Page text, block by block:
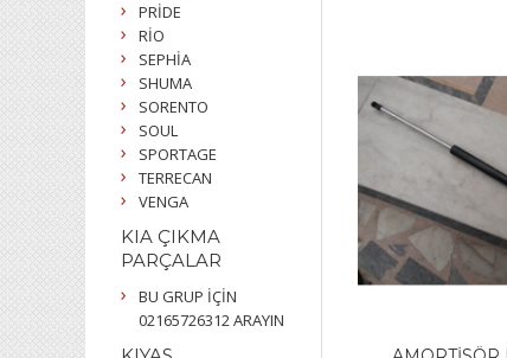
PRİDE
RİO
SEPHİA
SHUMA
SORENTO
SOUL
SPORTAGE
TERRECAN
VENGA
KIA ÇIKMA
PARÇALAR
BU GRUP İÇİN
02165726312 ARAYIN